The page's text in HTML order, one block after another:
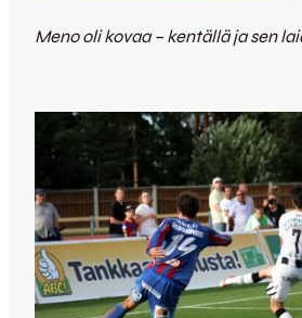
Meno oli kovaa – kentällä ja sen